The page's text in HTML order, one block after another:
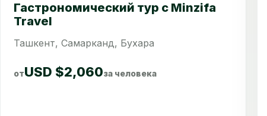
Гастрономический тур с Minzifa
Travel
Ташкент, Самарканд, Бухара
отUSD $2,060за человека